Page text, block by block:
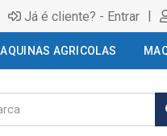
Já é cliente? - Entrar |
AGRICOLAS